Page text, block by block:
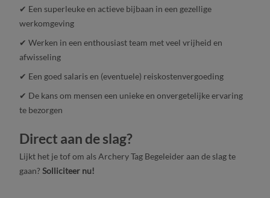
✔ Een superleuke en actieve bijbaan in een gezellige
werkomgeving
✔ Werken in een enthousiast team met veel vrijheid en
afwisseling
✔ Een goed salaris en (eventuele) reiskostenvergoeding
✔ De kans om mensen een unieke en onvergetelijke ervaring
te bezorgen
Direct aan de slag?
Lijkt het je tof om als Archery Tag Begeleider aan de slag te
gaan? Solliciteer nu!